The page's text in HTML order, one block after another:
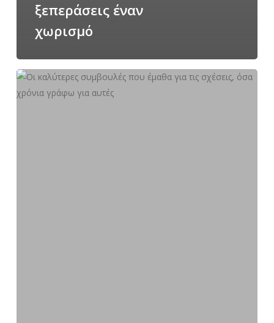
ξεπεράσεις έναν
χωρισμό